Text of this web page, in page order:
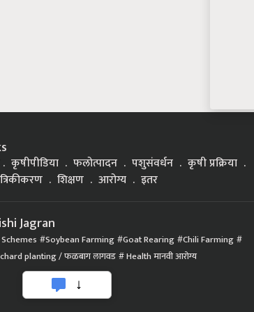
कृषीपीडिया फलोत्पादन पशुसंवर्धन
कृषी प्रक्रिया
शिक्षण आरोग्य इतर
Jagran
Soybean Farming Goat Rearing Chili Farming
planting / फळबाग लागवड Health मानवी आरोग्य